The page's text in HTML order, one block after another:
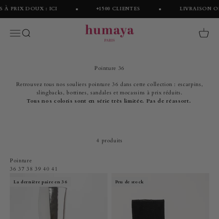
Passer au contenu
PRIX DOUX : ICI +1500 CLIENTES LIVRAISON
MenuRecherche
Humaya
Panier
Pointure 36
Retrouvez tous nos souliers pointure 36 dans cette collection : escarpins,
slingbacks, bottines, sandales et mocassins à prix réduits.
Tous nos coloris sont en série très limitée. Pas de réassort.
4 produits
Pointure
36 37 38 39 40 41
La dernière paire en 36 Peu de stock